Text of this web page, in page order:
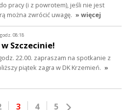
pracy (i z powrotem), jeśli nie jest
można zwrócić uwagę. » więcej
08:18
Szczecinie!
22.00. zapraszam na spotkanie z
piątek zagra w DK Krzemień. »
3 4 5